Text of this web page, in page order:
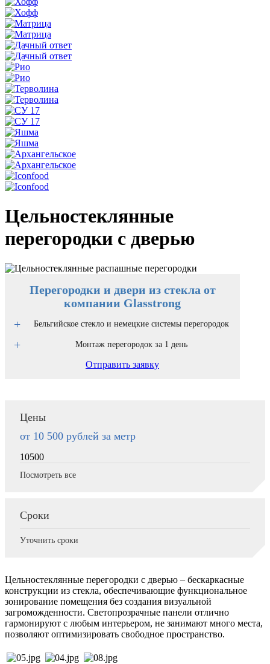
Цельностеклянные
перегородки с дверью
Перегородки и двери из стекла от
компании Glasstrong
Бельгийское стекло и немецкие системы перегородок
Монтаж перегородок за 1 день
Отправить заявку
Цены
от 10 500 рублей за метр
10500
Посмотреть все
Сроки
Уточнить сроки
Цельностеклянные перегородки с дверью – бескаркасные
конструкции из стекла, обеспечивающие функциональное
зонирование помещения без создания визуальной
загроможденности. Светопрозрачные панели отлично
гармонируют с любым интерьером, не занимают много места,
позволяют оптимизировать свободное пространство.